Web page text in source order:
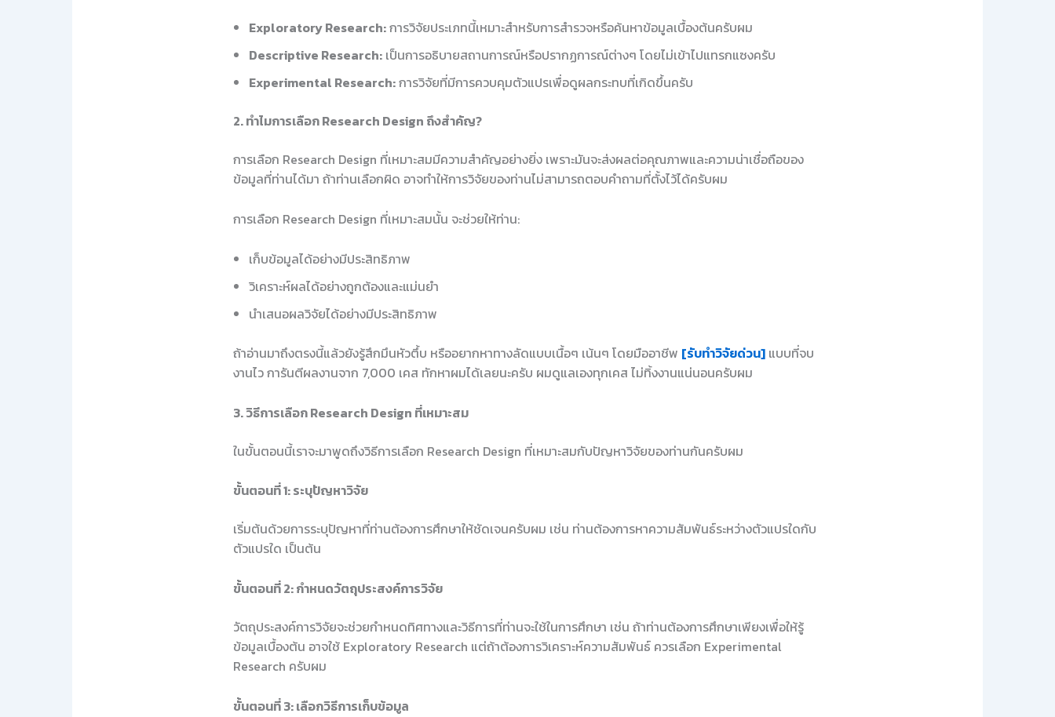
Exploratory Research:การวิจัยประเภทนี้เหมาะสำหรับการสำรวจหรือค้นหาข้อมูลเบื้องต้นครับผม
Descriptive Research: เป็นการอธิบายสถานการณ์หรือปรากฏการณ์ต่างๆ โดยไม่เข้าไปแทรกแซงครับ
Experimental Research:การวิจัยที่มีการควบคุมตัวแปรเพื่อดูผลกระทบที่เกิดขึ้นครับ
2. ทำไมการเลือก Research Design ถึงสำคัญ?
การเลือก Research Design ที่เหมาะสมมีความสำคัญอย่างยิ่ง เพราะมันจะส่งผลต่อคุณภาพและความน่าเชื่อถือของ
ข้อมูลที่ท่านได้มา ถ้าท่านเลือกผิด อาจทำให้การวิจัยของท่านไม่สามารถตอบคำถามที่ตั้งไว้ได้ครับผม
การเลือก Research Design ที่เหมาะสมนั้น จะช่วยให้ท่าน:
เก็บข้อมูลได้อย่างมีประสิทธิภาพ
วิเคราะห์ผลได้อย่างถูกต้องและแม่นยำ
นำเสนอผลวิจัยได้อย่างมีประสิทธิภาพ
ถ้าอ่านมาถึงตรงนี้แล้วยังรู้สึกมึนหัวตึ้บ หรืออยากหาทางลัดแบบเนื้อๆ เน้นๆ โดยมืออาชีพ [รับทำวิจัยด่วน] แบบที่จบ
งานไว การันตีผลงานจาก 7,000 เคส ทักหาผมได้เลยนะครับ ผมดูแลเองทุกเคส ไม่ทิ้งงานแน่นอนครับผม
3. วิธีการเลือก Research Design ที่เหมาะสม
ในขั้นตอนนี้เราจะมาพูดถึงวิธีการเลือก Research Design ที่เหมาะสมกับปัญหาวิจัยของท่านกันครับผม
ขั้นตอนที่ 1: ระบุปัญหาวิจัย
เริ่มต้นด้วยการระบุปัญหาที่ท่านต้องการศึกษาให้ชัดเจนครับผม เช่น ท่านต้องการหาความสัมพันธ์ระหว่างตัวแปรใดกับ
ตัวแปรใด เป็นต้น
ขั้นตอนที่ 2: กำหนดวัตถุประสงค์การวิจัย
วัตถุประสงค์การวิจัยจะช่วยกำหนดทิศทางและวิธีการที่ท่านจะใช้ในการศึกษา เช่น ถ้าท่านต้องการศึกษาเพียงเพื่อให้รู้
ข้อมูลเบื้องต้น อาจใช้ Exploratory Research แต่ถ้าต้องการวิเคราะห์ความสัมพันธ์ ควรเลือก Experimental
Research ครับผม
ขั้นตอนที่ 3: เลือกวิธีการเก็บข้อมูล